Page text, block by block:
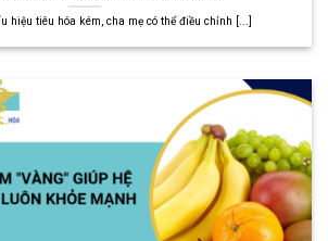
hiệu tiêu hóa kém, cha mẹ có thể điều chỉnh [...]